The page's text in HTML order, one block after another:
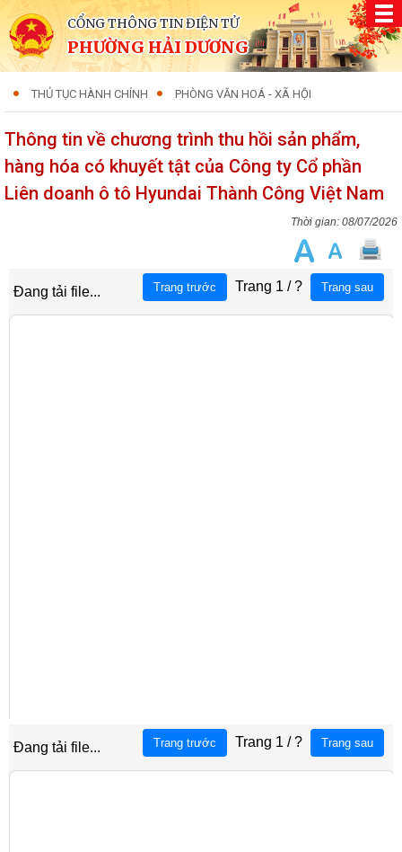
CỔNG THÔNG TIN ĐIỆN TỬ
PHƯỜNG HẢI DƯƠNG
THỦ TỤC HÀNH CHÍNH PHÒNG VĂN HOÁ - XÃ HỘI
Thông tin về chương trình thu hồi sản phẩm,
hàng hóa có khuyết tật của Công ty Cổ phần
Liên doanh ô tô Hyundai Thành Công Việt Nam
08/07/2026